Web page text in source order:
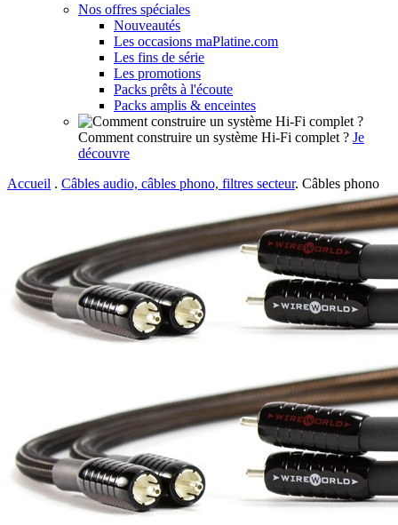
Nos offres spéciales
Nouveautés
Les occasions maPlatine.com
Les fins de série
Les promotions
Packs prêts à l'écoute
Packs amplis & enceintes
Comment construire un système Hi-Fi complet ? Je
découvre
Accueil . Câbles audio, câbles phono, filtres secteur. Câbles phono